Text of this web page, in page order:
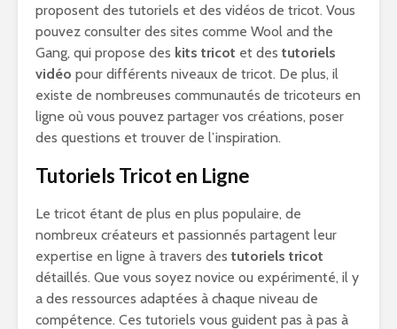
proposent des tutoriels et des vidéos de tricot. Vous
pouvez consulter des sites comme Wool and the
Gang, qui propose des kits tricot et des tutoriels
vidéo pour différents niveaux de tricot. De plus, il
existe de nombreuses communautés de tricoteurs en
ligne où vous pouvez partager vos créations, poser
des questions et trouver de l’inspiration.
Tutoriels Tricot en Ligne
Le tricot étant de plus en plus populaire, de
nombreux créateurs et passionnés partagent leur
expertise en ligne à travers des tutoriels tricot
détaillés. Que vous soyez novice ou expérimenté, il y
a des ressources adaptées à chaque niveau de
compétence. Ces tutoriels vous guident pas à pas à